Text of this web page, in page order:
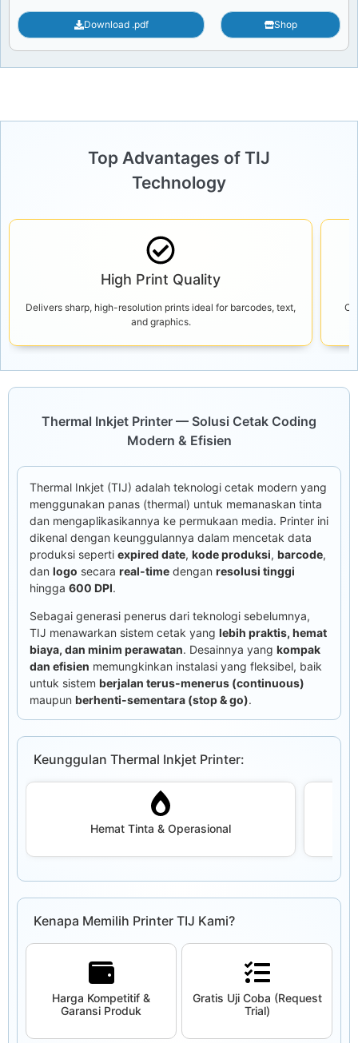
Download .pdf Shop
Top Advantages of TIJ
Technology
High Print Quality
Delivers sharp, high-resolution prints ideal for barcodes, text,
and graphics.
Thermal Inkjet Printer — Solusi Cetak Coding
Modern & Efisien
Thermal Inkjet (TIJ) adalah teknologi cetak modern yang
menggunakan panas (thermal) untuk memanaskan tinta
dan mengaplikasikannya ke permukaan media. Printer ini
dikenal dengan keunggulannya dalam mencetak data
produksi seperti expired date, kode produksi, barcode,
dan logo secara real-time dengan resolusi tinggi
hingga 600 DPI.
Sebagai generasi penerus dari teknologi sebelumnya,
TIJ menawarkan sistem cetak yang lebih praktis, hemat
biaya, dan minim perawatan. Desainnya yang kompak
dan efisien memungkinkan instalasi yang fleksibel, baik
untuk sistem berjalan terus-menerus (continuous)
maupun berhenti-sementara (stop & go).
Keunggulan Thermal Inkjet Printer:
Hemat Tinta & Operasional
Kenapa Memilih Printer TIJ Kami?
Harga Kompetitif &
Garansi Produk
Gratis Uji Coba (Request
Trial)